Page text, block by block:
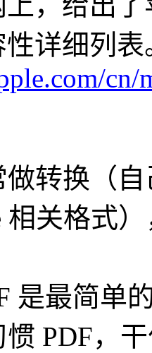
性详细列
cn/
转换（
相关格式
是最简单
PDF，